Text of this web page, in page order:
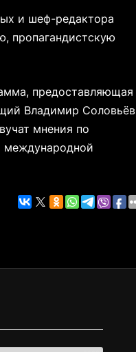
и шеф-редактора
пропагандистскую
предоставляющая
Владимир Соловьёв
мнения по
международной